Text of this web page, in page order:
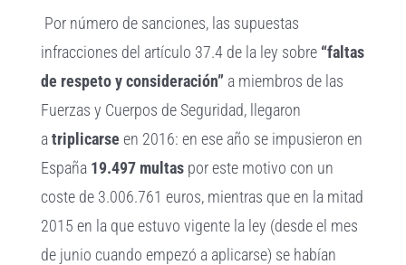
Por número de sanciones, las supuestas
infracciones del artículo 37.4 de la ley sobre “faltas
de respeto y consideración” a miembros de las
Fuerzas y Cuerpos de Seguridad, llegaron
atriplicarse en 2016: en ese año se impusieron en
España 19.497 multas por este motivo con un
coste de 3.006.761 euros, mientras que en la mitad
2015 en la que estuvo vigente la ley (desde el mes
de junio cuando empezó a aplicarse) se habían